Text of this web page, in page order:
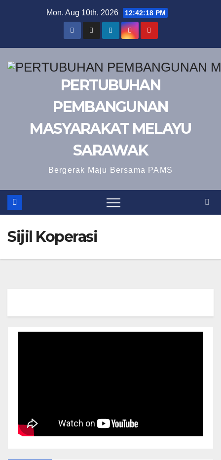
Mon. Aug 10th, 2026 12:42:19 PM
PERTUBUHAN
PEMBANGUNAN
MASYARAKAT MELAYU
SARAWAK
Bergerak Maju Bersama PAMS
Sijil Koperasi